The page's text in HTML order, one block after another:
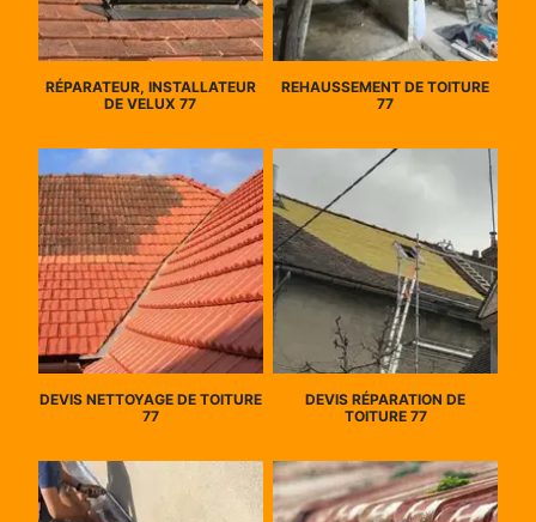
RÉPARATEUR, INSTALLATEUR
DE VELUX 77
REHAUSSEMENT DE TOITURE
77
DEVIS NETTOYAGE DE TOITURE
77
DEVIS RÉPARATION DE
TOITURE 77